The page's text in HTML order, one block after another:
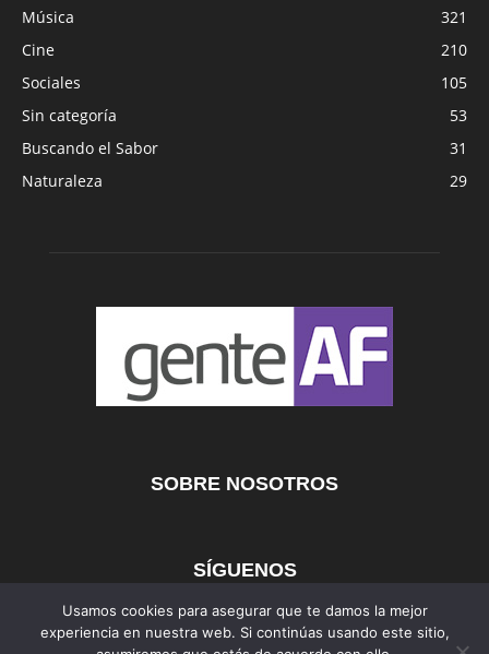
Música
321
Cine
210
Sociales
105
Sin categoría
53
Buscando el Sabor
31
Naturaleza
29
SOBRE NOSOTROS
SÍGUENOS
Usamos cookies para asegurar que te damos la mejor
experiencia en nuestra web. Si continúas usando este sitio,